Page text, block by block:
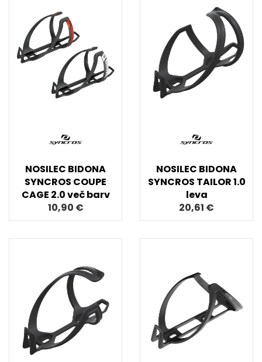
NOSILEC BIDONA
SYNCROS COUPE
CAGE 2.0 več barv
10,90 €
NOSILEC BIDONA
SYNCROS TAILOR 1.0
leva
20,61 €